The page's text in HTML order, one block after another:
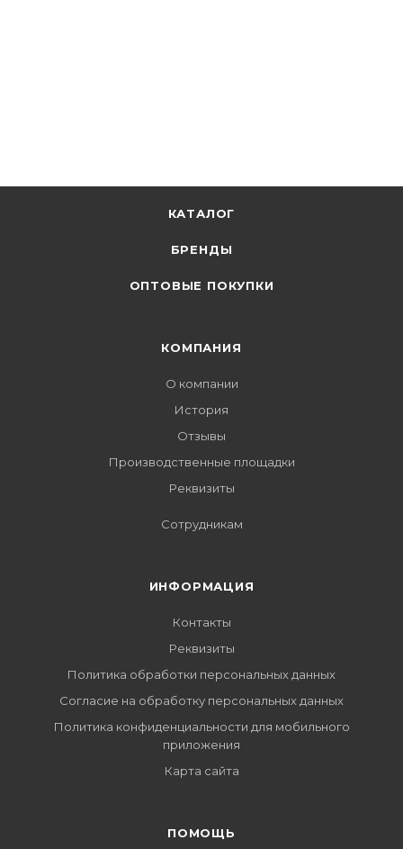
КАТАЛОГ
БРЕНДЫ
ОПТОВЫЕ ПОКУПКИ
КОМПАНИЯ
О компании
История
Отзывы
Производственные площадки
Реквизиты
Сотрудникам
ИНФОРМАЦИЯ
Контакты
Реквизиты
Политика обработки персональных данных
Согласие на обработку персональных данных
Политика конфиденциальности для мобильного
приложения
Карта сайта
ПОМОЩЬ